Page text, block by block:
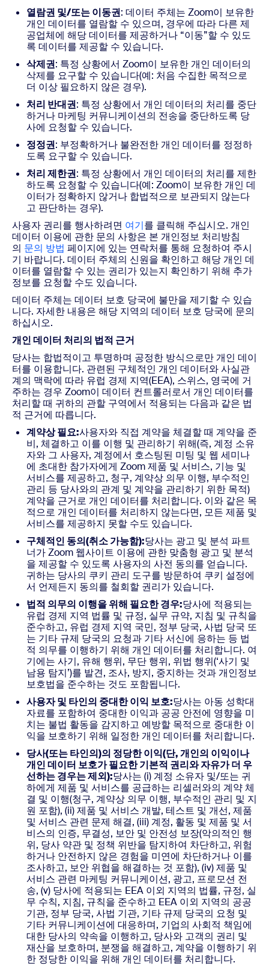
열람권 및/또는 이동권: 데이터 주체는 Zoom이 보유한
개인 데이터를 열람할 수 있으며, 경우에 따라 다른 제
공업체에 해당 데이터를 제공하거나 “이동”할 수 있도
록 데이터를 제공할 수 있습니다.
삭제권: 특정 상황에서 Zoom이 보유한 개인 데이터의
삭제를 요구할 수 있습니다(예: 처음 수집한 목적으로
더 이상 필요하지 않은 경우).
처리 반대권: 특정 상황에서 개인 데이터의 처리를 중단
하거나 마케팅 커뮤니케이션의 전송을 중단하도록 당
사에 요청할 수 있습니다.
정정권: 부정확하거나 불완전한 개인 데이터를 정정하
도록 요구할 수 있습니다.
처리 제한권: 특정 상황에서 개인 데이터의 처리를 제한
하도록 요청할 수 있습니다(예: Zoom이 보유한 개인 데
이터가 정확하지 않거나 합법적으로 보관되지 않는다
고 판단하는 경우).
사용자 권리를 행사하려면 여기를 클릭해 주십시오. 개인
데이터 이용에 관한 문의 사항은 본 개인정보 처리방침
의 문의 방법 페이지에 있는 연락처를 통해 요청하여 주시
기 바랍니다. 데이터 주체의 신원을 확인하고 해당 개인 데
이터를 열람할 수 있는 권리가 있는지 확인하기 위해 추가
정보를 요청할 수도 있습니다.
데이터 주체는 데이터 보호 당국에 불만을 제기할 수 있습
니다. 자세한 내용은 해당 지역의 데이터 보호 당국에 문의
하십시오.
개인 데이터 처리의 법적 근거
당사는 합법적이고 투명하며 공정한 방식으로만 개인 데이
터를 이용합니다. 관련된 구체적인 개인 데이터와 사실관
계의 맥락에 따라 유럽 경제 지역(EEA), 스위스, 영국에 거
주하는 경우 Zoom이 데이터 컨트롤러로서 개인 데이터를
처리할 때 귀하의 관할 구역에서 적용되는 다음과 같은 법
적 근거에 따릅니다.
계약상 필요:사용자와 직접 계약을 체결할 때 계약을 준
비, 체결하고 이를 이행 및 관리하기 위해(즉, 계정 소유
자와 그 사용자, 계정에서 호스팅된 미팅 및 웹 세미나
에 초대한 참가자에게 Zoom 제품 및 서비스, 기능 및
서비스를 제공하고, 청구, 계약상 의무 이행, 부수적인
관리 등 당사와의 관계 및 계약을 관리하기 위한 목적)
계약을 근거로 개인 데이터를 처리합니다. 이와 같은 목
적으로 개인 데이터를 처리하지 않는다면, 모든 제품 및
서비스를 제공하지 못할 수도 있습니다.
구체적인 동의(취소 가능함):당사는 광고 및 분석 파트
너가 Zoom 웹사이트 이용에 관한 맞춤형 광고 및 분석
을 제공할 수 있도록 사용자의 사전 동의를 얻습니다.
귀하는 당사의 쿠키 관리 도구를 방문하여 쿠키 설정에
서 언제든지 동의를 철회할 권리가 있습니다.
법적 의무의 이행을 위해 필요한 경우:당사에 적용되는
유럽 경제 지역 법률 및 규정, 실무 규약, 지침 및 규칙을
준수하고, 유럽 경제 지역 국민, 정부 당국, 사법 당국 또
는 기타 규제 당국의 요청과 기타 서신에 응하는 등 법
적 의무를 이행하기 위해 개인 데이터를 처리합니다. 여
기에는 사기, 유해 행위, 무단 행위, 위법 행위(‘사기 및
남용 탐지’)를 발견, 조사, 방지, 중지하는 것과 개인정보
보호법을 준수하는 것도 포함됩니다.
사용자 및 타인의 중대한 이익 보호:당사는 아동 성학대
자료를 포함하여 중대한 이익과 공공 안전에 영향을 미
치는 불법 활동을 감지하고 예방할 목적으로 중대한 이
익을 보호하기 위해 일정한 개인 데이터를 처리합니다.
당사(또는 타인의)의 정당한 이익(단, 개인의 이익이나
개인 데이터 보호가 필요한 기본적 권리와 자유가 더 우
선하는 경우는 제외):당사는 (i) 계정 소유자 및/또는 귀
하에게 제품 및 서비스를 공급하는 리셀러와의 계약 체
결 및 이행(청구, 계약상 의무 이행, 부수적인 관리 및 지
원 포함), (ii) 제품 및 서비스 개발, 테스트 및 개선, 제품
및 서비스 관련 문제 해결, (iii) 계정, 활동 및 제품 및 서
비스의 인증, 무결성, 보안 및 안전성 보장(악의적인 행
위, 당사 약관 및 정책 위반을 탐지하여 차단하고, 위험
하거나 안전하지 않은 경험을 미연에 차단하거나 이를
조사하고, 보안 위협을 해결하는 것 포함), (iv) 제품 및
서비스 관련 마케팅 커뮤니케이션, 광고, 프로모션 전
송, (v) 당사에 적용되는 EEA 이외 지역의 법률, 규정, 실
무 수칙, 지침, 규칙을 준수하고 EEA 이외 지역의 공공
기관, 정부 당국, 사법 기관, 기타 규제 당국의 요청 및
기타 커뮤니케이션에 대응하며, 기업의 사회적 책임에
대한 당사의 약속을 이행하고, 당사와 고객의 권리 및
재산을 보호하며, 분쟁을 해결하고, 계약을 이행하기 위
한 정당한 이익을 위해 개인 데이터를 처리합니다.